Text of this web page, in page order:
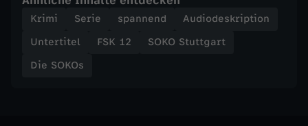
Krimi Serie spannend
Audiodeskription
Untertitel
FSK 12
SOKO Stuttgart
Die SOKOs